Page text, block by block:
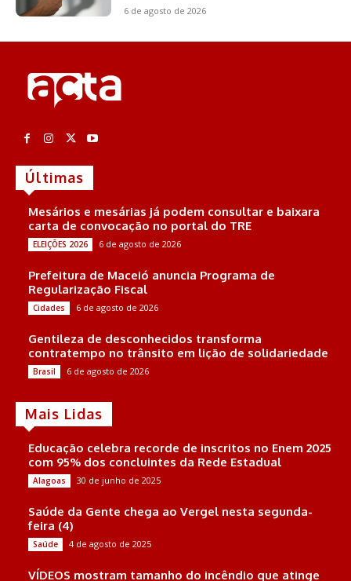
6 de agosto de 2026
Últimas
Mesários e mesárias já podem consultar e baixara
carta de convocação no portal do TRE
ELEIÇÕES 2026 6 de agosto de 2026
Prefeitura de Maceió anuncia Programa de
Regularização Fiscal
Cidades 6 de agosto de 2026
Gentileza de desconhecidos transforma
contratempo no trânsito em lição de solidariedade
Brasil 6 de agosto de 2026
Mais Lidas
Educação celebra recorde de inscritos no Enem 2025
com 95% dos concluintes da Rede Estadual
Alagoas 30 de junho de 2025
Saúde da Gente chega ao Vergel nesta segunda-
feira (4)
Saúde 4 de agosto de 2025
VÍDEOS mostram tamanho do incêndio que atinge